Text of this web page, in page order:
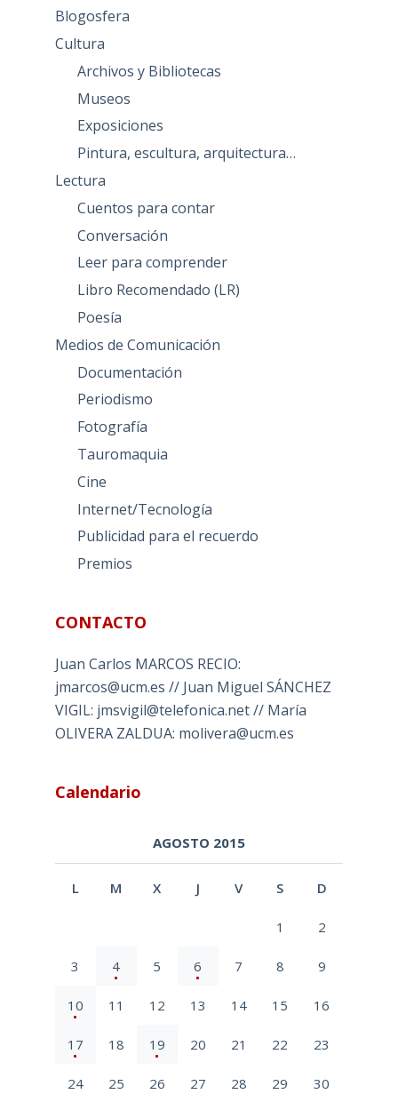
Blogosfera
Cultura
Archivos y Bibliotecas
Museos
Exposiciones
Pintura, escultura, arquitectura…
Lectura
Cuentos para contar
Conversación
Leer para comprender
Libro Recomendado (LR)
Poesía
Medios de Comunicación
Documentación
Periodismo
Fotografía
Tauromaquia
Cine
Internet/Tecnología
Publicidad para el recuerdo
Premios
CONTACTO
Juan Carlos MARCOS RECIO:
jmarcos@ucm.es // Juan Miguel SÁNCHEZ
VIGIL: jmsvigil@telefonica.net // María
OLIVERA ZALDUA: molivera@ucm.es
Calendario
AGOSTO 2015
L M X J V S D
1 2
3 4 5 6 7 8 9
10 11 12 13 14 15 16
17 18 19 20 21 22 23
24 25 26 27 28 29 30